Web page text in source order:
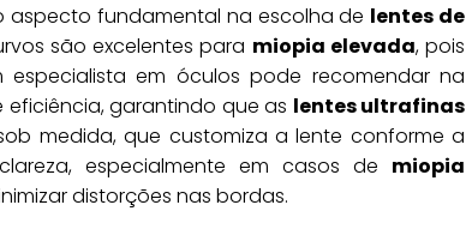
fundamental na escolha de lentes de
são excelentes para miopia elevada, pois
especialista em óculos pode recomendar na
garantindo que as lentes ultrafinas
medida, que customiza a lente conforme a
especialmente em casos de miopia
distorções nas bordas.